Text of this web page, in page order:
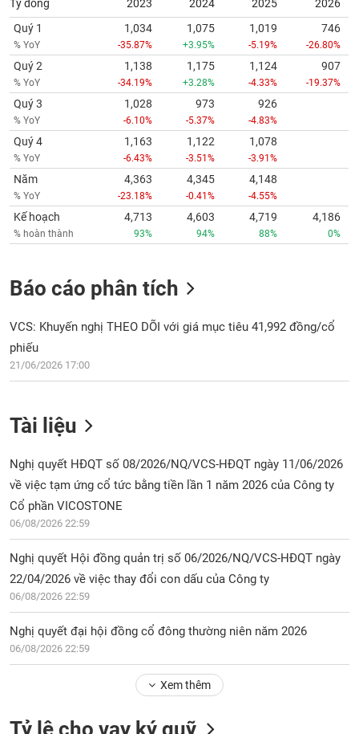
Tỷ đồng 2023 2024 2025
2026
Quý 1
% YoY
1,034
-35.87%
1,075
+3.95%
1,019
-5.19%
746
-26.80%
Quý 2
% YoY
1,138
-34.19%
1,175
+3.28%
1,124
-4.33%
907
-19.37%
Quý 3
% YoY
1,028
-6.10%
973
-5.37%
926
-4.83%
Quý 4
% YoY
1,163
-6.43%
1,122
-3.51%
1,078
-3.91%
Năm
% YoY
4,363
-23.18%
4,345
-0.41%
4,148
-4.55%
Kế hoạch
% hoàn thành
4,713
93%
4,603
94%
4,719
88%
4,186
0%
Báo cáo phân tích
VCS: Khuyến nghị THEO DÕI với giá mục tiêu 41,992 đồng/cổ
phiếu
21/06/2026 17:00
Tài liệu
Nghị quyết HĐQT số 08/2026/NQ/VCS-HĐQT ngày 11/06/2026
về việc tạm ứng cổ tức bằng tiền lần 1 năm 2026 của Công ty
Cổ phần VICOSTONE
06/08/2026 22:59
Nghị quyết Hội đồng quản trị số 06/2026/NQ/VCS-HĐQT ngày
22/04/2026 về việc thay đổi con dấu của Công ty
06/08/2026 22:59
Nghị quyết đại hội đồng cổ đông thường niên năm 2026
06/08/2026 22:59
Xem thêm
Tỷ lệ cho vay ký quỹ